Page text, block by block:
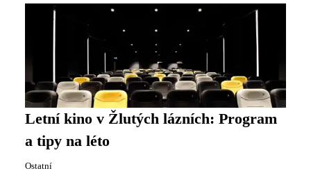
Letní kino v Žlutých lázních: Program
a tipy na léto
Ostatní